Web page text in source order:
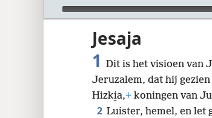
Audio Player
Jesaja
1 Dit is het visioen van
Jeruzalem, dat hij
Hizki̱a,+ koningen van
2 Luister, hemel, en let